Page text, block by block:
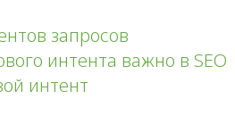
запросов
интента важно в SEO
интент